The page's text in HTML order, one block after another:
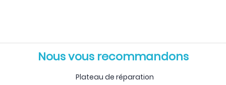
Nous vous recommandons
Plateau de réparation